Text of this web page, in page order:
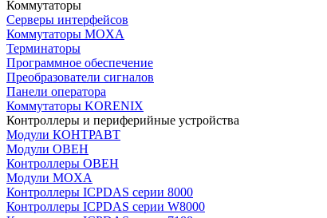
Коммутаторы
Серверы интерфейсов
Коммутаторы MOXA
Терминаторы
Программное обеспечение
Преобразователи сигналов
Панели оператора
Коммутаторы KORENIX
Контроллеры и периферийные устройства
Модули КОНТРАВТ
Модули ОВЕН
Контроллеры ОВЕН
Модули MOXA
Контроллеры ICPDAS серии 8000
Контроллеры ICPDAS серии W8000